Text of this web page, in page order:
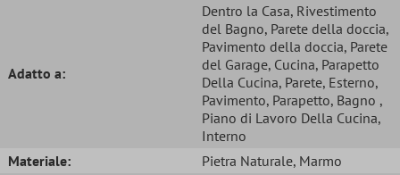
Adatto a:
Dentro la Casa, Rivestimento
del Bagno, Parete della doccia,
Pavimento della doccia, Parete
del Garage, Cucina, Parapetto
Della Cucina, Parete, Esterno,
Pavimento, Parapetto, Bagno ,
Piano di Lavoro Della Cucina,
Interno
Materiale:
Pietra Naturale, Marmo